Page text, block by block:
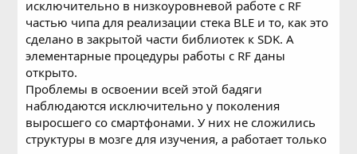
исключительно в низкоуровневой работе с RF
частью чипа для реализации стека BLE и то, как это
сделано в закрытой части библиотек к SDK. А
элементарные процедуры работы с RF даны
открыто.
Проблемы в освоении всей этой бадяги
наблюдаются исключительно у поколения
выросшего со смартфонами. У них не сложились
структуры в мозге для изучения, а работает только